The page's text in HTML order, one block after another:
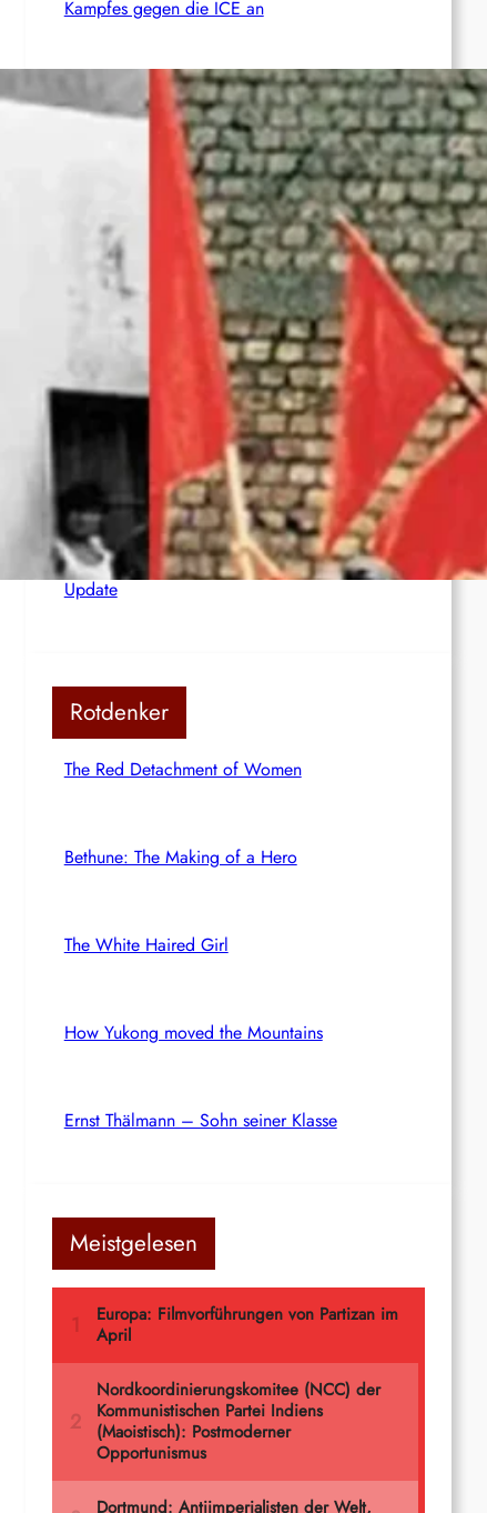
Kampfes gegen die ICE an
Chile: Zwei mutmaßliche Mitglieder des
Mapuche-Widerstands nach mehr als vier
Jahren auf der Flucht festgenommen
Zusammenfassung und Redebeiträge der
Demo 2026 in Gedenken an Ferhat Mayouf
SERVIR AL PUEBLO ESPANA: Liga
Antiimperialista denuncia el papel del
imperialismo en Ceuta y se concentrará en
València (06.08)
CURRENT SITUATION: NOTES ON THE
WORLD CRISIS (45. CEUTA: THE WAR
AGAINST THE „WATCHED OF THE EARTH“)
Update
Rotdenker
The Red Detachment of Women
Bethune: The Making of a Hero
The White Haired Girl
How Yukong moved the Mountains
Ernst Thälmann – Sohn seiner Klasse
Meistgelesen